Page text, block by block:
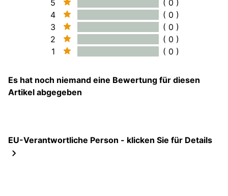
5
( 0 )
4
( 0 )
3
( 0 )
2
( 0 )
1
( 0 )
Es hat noch niemand eine Bewertung für diesen
Artikel abgegeben
EU-Verantwortliche Person - klicken Sie für Details